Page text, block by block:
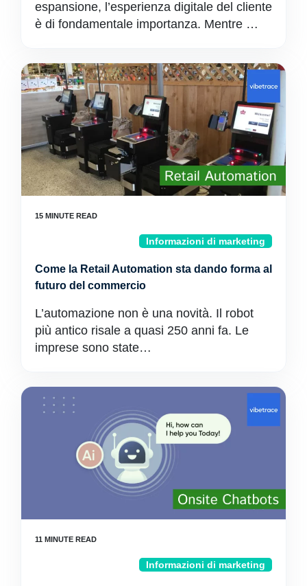
espansione, l’esperienza digitale del cliente
è di fondamentale importanza. Mentre …
Informazioni di marketing
Come la Retail Automation sta dando forma al
futuro del commercio
L’automazione non è una novità. Il robot
più antico risale a quasi 250 anni fa. Le
imprese sono state…
Informazioni di marketing